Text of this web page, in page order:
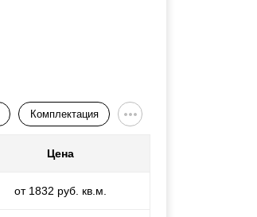
Комплектация
Цена
от 1832 руб. кв.м.